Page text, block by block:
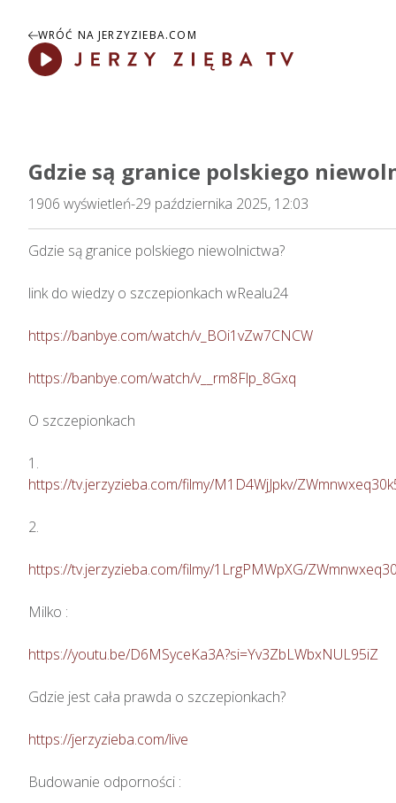
WRÓĆ NA JERZYZIEBA.COM
Gdzie są granice polskiego
1906 wyświetleń-29 października 2025, 12:03
Gdzie są granice polskiego niewolnictwa?
link do wiedzy o szczepionkach wRealu24
https://banbye.com/watch/v_BOi1vZw7CNCW
https://banbye.com/watch/v__rm8Flp_8Gxq
O szczepionkach
https://tv.jerzyzieba.com/filmy/M1D4WjJpkv/
2.
https://tv.jerzyzieba.com/filmy/1LrgPMWpXG/
Milko :
https://youtu.be/D6MSyceKa3A?si=Yv3ZbLWbxNUL95iZ
Gdzie jest cała prawda o szczepionkach?
https://jerzyzieba.com/live
Budowanie odporności :